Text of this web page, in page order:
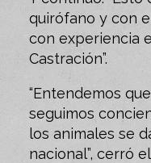
quirófano y con
con experiencia
Castración”.
“Entendemos
seguimos
los animales se
nacional”, cerró